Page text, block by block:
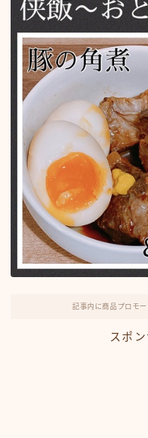
記事内に商品プロモ
スポ